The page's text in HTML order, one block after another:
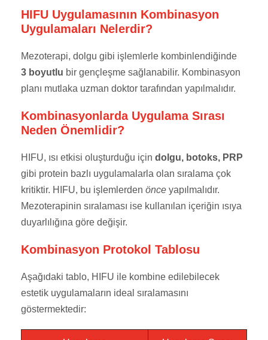
HIFU Uygulamasının Kombinasyon
Uygulamaları Nelerdir?
Mezoterapi, dolgu gibi işlemlerle kombinlendiğinde
3 boyutlu bir gençleşme sağlanabilir. Kombinasyon
planı mutlaka uzman doktor tarafından yapılmalıdır.
Kombinasyonlarda Uygulama Sırası
Neden Önemlidir?
HIFU, ısı etkisi oluşturduğu için dolgu, botoks, PRP
gibi protein bazlı uygulamalarla olan sıralama çok
kritiktir. HIFU, bu işlemlerden önce yapılmalıdır.
Mezoterapinin sıralaması ise kullanılan içeriğin ısıya
duyarlılığına göre değişir.
Kombinasyon Protokol Tablosu
Aşağıdaki tablo, HIFU ile kombine edilebilecek
estetik uygulamaların ideal sıralamasını
göstermektedir: